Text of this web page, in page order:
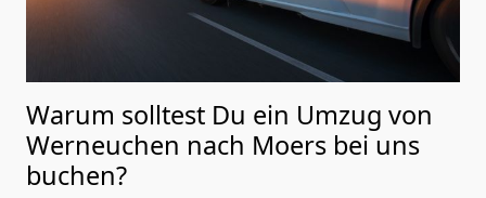
Warum solltest Du ein Umzug von
Werneuchen nach Moers bei uns
buchen?